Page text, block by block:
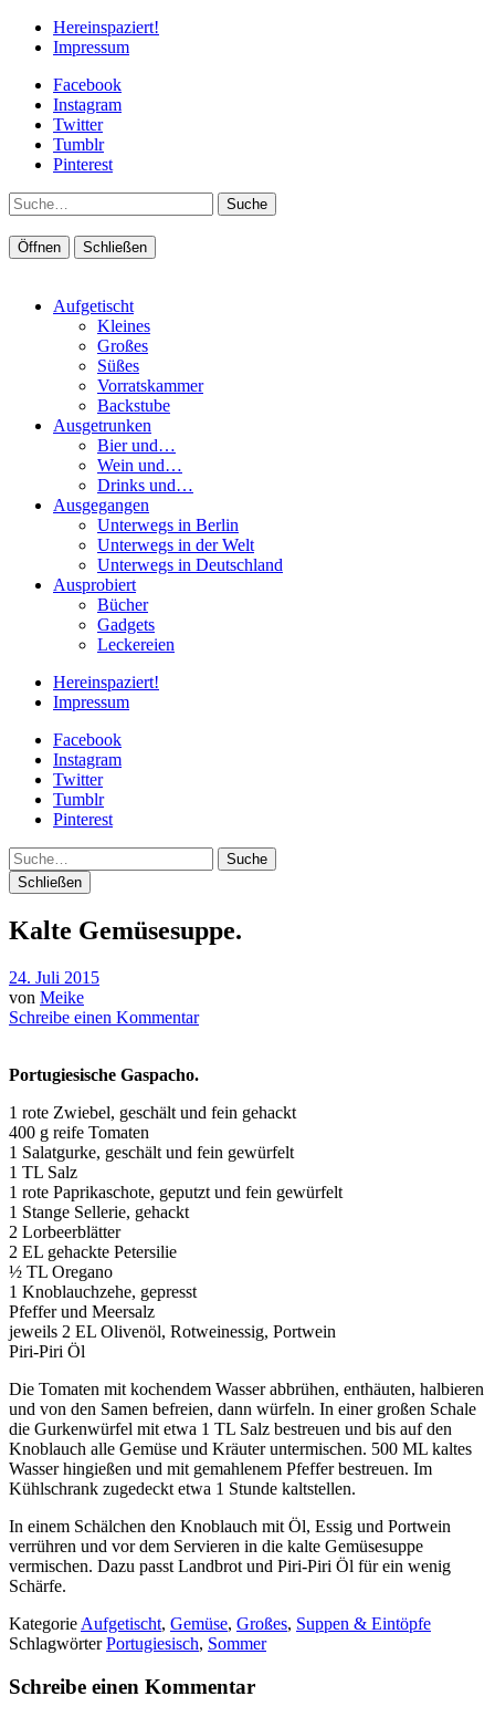
Hereinspaziert!
Impressum
Facebook
Instagram
Twitter
Tumblr
Pinterest
Suche
Öffnen Schließen
Aufgetischt
Kleines
Großes
Süßes
Vorratskammer
Backstube
Ausgetrunken
Bier und…
Wein und…
Drinks und…
Ausgegangen
Unterwegs in Berlin
Unterwegs in der Welt
Unterwegs in Deutschland
Ausprobiert
Bücher
Gadgets
Leckereien
Hereinspaziert!
Impressum
Facebook
Instagram
Twitter
Tumblr
Pinterest
Suche
Schließen
Kalte Gemüsesuppe.
24. Juli 2015
von Meike
Schreibe einen Kommentar
Portugiesische Gaspacho.
1 rote Zwiebel, geschält und fein gehackt
400 g reife Tomaten
1 Salatgurke, geschält und fein gewürfelt
1 TL Salz
1 rote Paprikaschote, geputzt und fein gewürfelt
1 Stange Sellerie, gehackt
2 Lorbeerblätter
2 EL gehackte Petersilie
½ TL Oregano
1 Knoblauchzehe, gepresst
Pfeffer und Meersalz
jeweils 2 EL Olivenöl, Rotweinessig, Portwein
Piri-Piri Öl
Die Tomaten mit kochendem Wasser abbrühen, enthäuten, halbieren
und von den Samen befreien, dann würfeln. In einer großen Schale
die Gurkenwürfel mit etwa 1 TL Salz bestreuen und bis auf den
Knoblauch alle Gemüse und Kräuter untermischen. 500 ML kaltes
Wasser hingießen und mit gemahlenem Pfeffer bestreuen. Im
Kühlschrank zugedeckt etwa 1 Stunde kaltstellen.
In einem Schälchen den Knoblauch mit Öl, Essig und Portwein
verrühren und vor dem Servieren in die kalte Gemüsesuppe
vermischen. Dazu passt Landbrot und Piri-Piri Öl für ein wenig
Schärfe.
Kategorie Aufgetischt, Gemüse, Großes, Suppen & Eintöpfe
SchlagwörterPortugiesisch, Sommer
Schreibe einen Kommentar